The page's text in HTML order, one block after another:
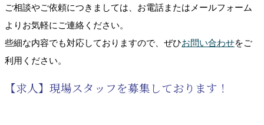
ご相談やご依頼につきましては、お電話またはメールフォーム
よりお気軽にご連絡ください。
些細な内容でも対応しておりますので、ぜひお問い合わせをご
利用ください。
【求人】現場スタッフを募集しております！